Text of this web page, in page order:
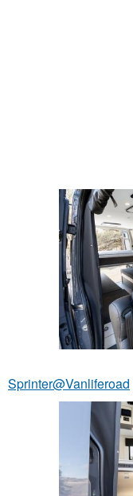
Sprinter@Vanliferoad